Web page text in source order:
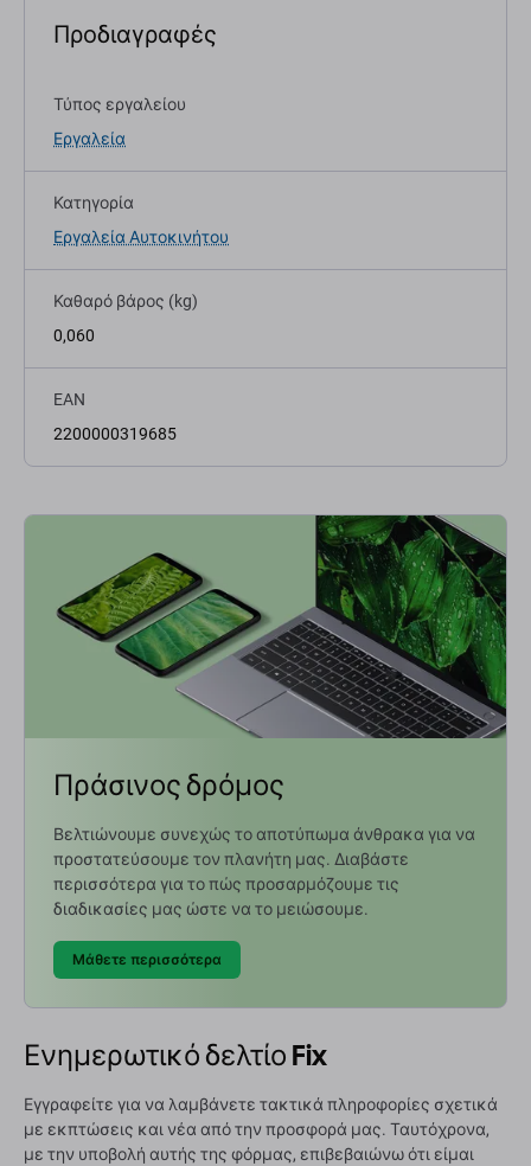
Προδιαγραφές
Τύπος εργαλείου
Εργαλεία
Κατηγορία
Εργαλεία Αυτοκινήτου
Καθαρό βάρος (kg)
0,060
EAN
2200000319685
Πράσινος δρόμος
Βελτιώνουμε συνεχώς το αποτύπωμα άνθρακα για να
προστατεύσουμε τον πλανήτη μας. Διαβάστε
περισσότερα για το πώς προσαρμόζουμε τις
διαδικασίες μας ώστε να το μειώσουμε.
Μάθετε περισσότερα
Ενημερωτικό δελτίο Fix
Εγγραφείτε για να λαμβάνετε τακτικά πληροφορίες σχετικά
με εκπτώσεις και νέα από την προσφορά μας. Ταυτόχρονα,
με την υποβολή αυτής της φόρμας, επιβεβαιώνω ότι είμαι